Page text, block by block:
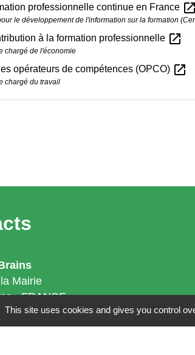
professionnelle continue en France open_in_new
le développement de l'information sur la formation
à la formation professionnelle open_in_new
chargé de l'économie
opérateurs de compétences (OPCO) open_in_new
chargé du travail
Mairie
- FRANCE
51 30
formulaire
This site uses cookies and gives you control